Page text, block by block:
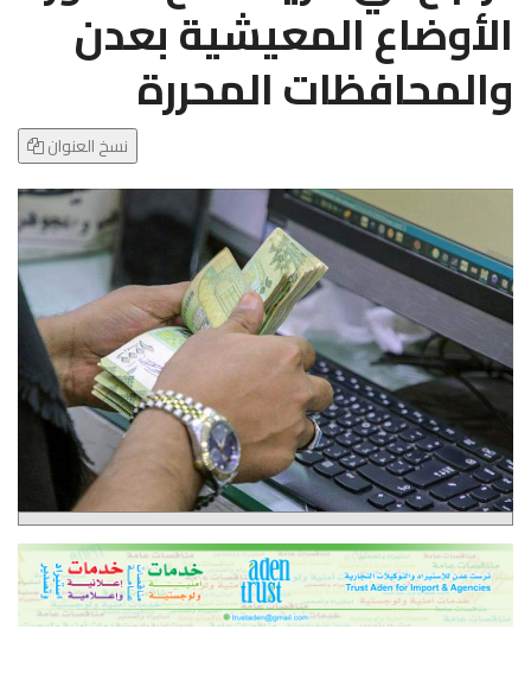
g
a
t
i
الأوضاع المعيشية بعدن
والمحافظات المحررة
نسخ العنوان